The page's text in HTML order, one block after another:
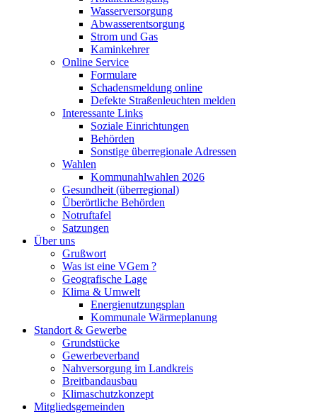
Wasserversorgung
Abwasserentsorgung
Strom und Gas
Kaminkehrer
Online Service
Formulare
Schadensmeldung online
Defekte Straßenleuchten melden
Interessante Links
Soziale Einrichtungen
Behörden
Sonstige überregionale Adressen
Wahlen
Kommunahlwahlen 2026
Gesundheit (überregional)
Überörtliche Behörden
Notruftafel
Satzungen
Über uns
Grußwort
Was ist eine VGem ?
Geografische Lage
Klima & Umwelt
Energienutzungsplan
Kommunale Wärmeplanung
Standort & Gewerbe
Grundstücke
Gewerbeverband
Nahversorgung im Landkreis
Breitbandausbau
Klimaschutzkonzept
Mitgliedsgemeinden